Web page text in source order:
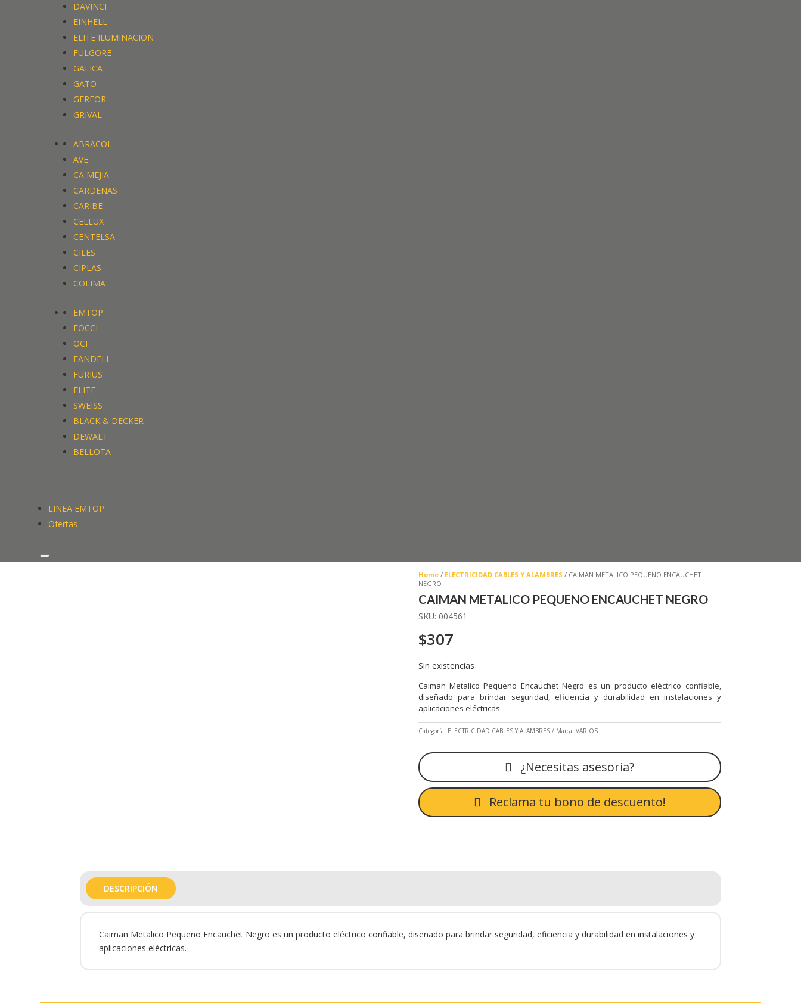
DAVINCI
EINHELL
ELITE ILUMINACION
FULGORE
GALICA
GATO
GERFOR
GRIVAL
ABRACOL
AVE
CA MEJIA
CARDENAS
CARIBE
CELLUX
CENTELSA
CILES
CIPLAS
COLIMA
EMTOP
FOCCI
OCI
FANDELI
FURIUS
ELITE
SWEISS
BLACK & DECKER
DEWALT
BELLOTA
LINEA EMTOP
Ofertas
Home/ ELECTRICIDAD CABLES Y ALAMBRES / CAIMAN METALICO PEQUENO ENCAUCHET
NEGRO
CAIMAN METALICO PEQUENO ENCAUCHET NEGRO
SKU: 004561
$307
Sin existencias
Caiman Metalico Pequeno Encauchet Negro es un producto eléctrico confiable,
diseñado para brindar seguridad, eficiencia y durabilidad en instalaciones y
aplicaciones eléctricas.
Categoría: ELECTRICIDAD CABLES Y ALAMBRES Marca: VARIOS
¿Necesitas asesoria?
Reclama tu bono de descuento!
DESCRIPCIÓN
Caiman Metalico Pequeno Encauchet Negro es un producto eléctrico confiable, diseñado para brindar seguridad, eficiencia y durabilidad en instalaciones y
aplicaciones eléctricas.